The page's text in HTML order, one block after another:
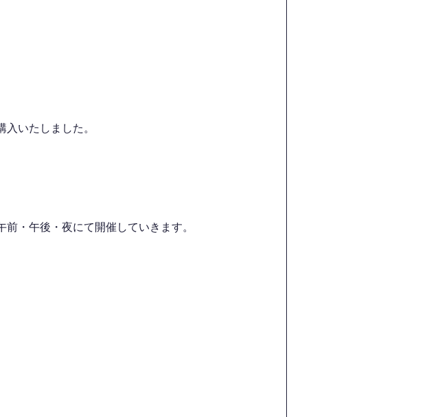
いたしました。
・午後・夜にて開催していきます。